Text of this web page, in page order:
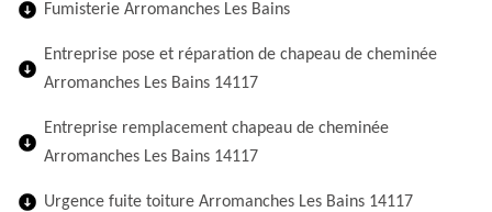
Fumisterie Arromanches Les Bains
Entreprise pose et réparation de chapeau de cheminée
Arromanches Les Bains 14117
Entreprise remplacement chapeau de cheminée
Arromanches Les Bains 14117
Urgence fuite toiture Arromanches Les Bains 14117